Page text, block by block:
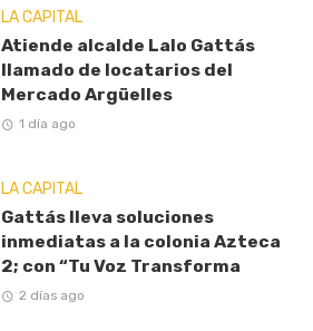
LA CAPITAL
Atiende alcalde Lalo Gattás
llamado de locatarios del
Mercado Argüelles
1 día ago
LA CAPITAL
Gattás lleva soluciones
inmediatas a la colonia Azteca
2; con “Tu Voz Transforma
2 días ago